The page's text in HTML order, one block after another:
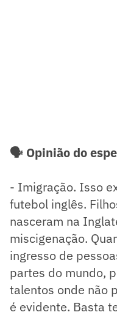
🗣️ Opinião do
- Imigração. Isso
futebol inglês.
nasceram na
miscigenação.
ingresso de
partes do mundo,
talentos onde não
é evidente. Basta